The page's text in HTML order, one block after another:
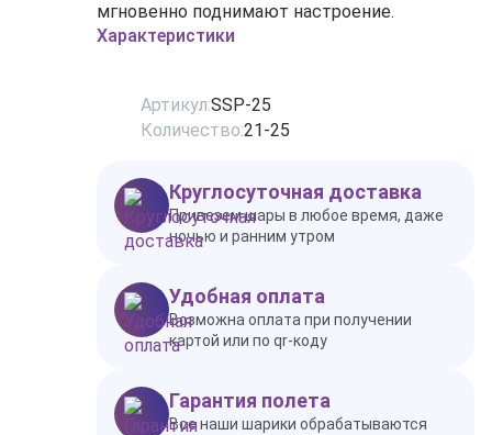
мгновенно поднимают настроение.
Характеристики
Артикул:SSP-25
Количество:21-25
Круглосуточная доставка
Привезем шары в любое время, даже
ночью и ранним утром
Удобная оплата
Возможна оплата при получении
картой или по qr-коду
Гарантия полета
Все наши шарики обрабатываются